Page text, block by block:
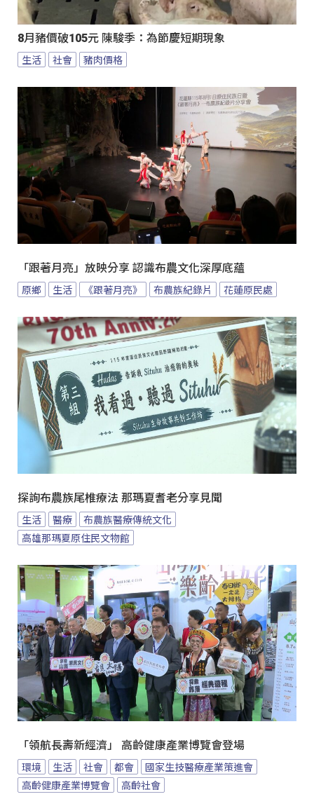
8月豬價破105元 陳駿季：為節慶短期現象
生活 社會 豬肉價格
「跟著月亮」放映分享 認識布農文化深厚底蘊
原鄉 生活 《跟著月亮》 布農族紀錄片 花蓮原民處
探詢布農族尾椎療法 那瑪夏耆老分享見聞
生活 醫療
布農族醫療傳統文化
高雄那瑪夏原住民文物館
「領航長壽新經濟」 高齡健康產業博覽會登場
環境 生活 社會 都會
國家生技醫療產業策進會
高齡健康產業博覽會
高齡社會